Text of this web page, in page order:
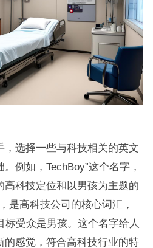
，选择一些与科技相关的英文
例如，TechBoy”这个名字，
高科技定位和以男孩为主题的
是高科技公司的核心词汇，
标受众是男孩。这个名字给人
的感觉，符合高科技行业的特